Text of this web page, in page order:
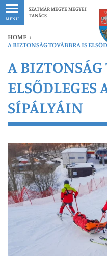
MENU
SZATMÁR MEGYE MEGYEI
TANÁCS
Legfrissebb
HOME ›
A BIZTONSÁG TOVÁBBRA IS
A BIZTONSÁG
ELSŐDLEGES
SÍPÁLYÁIN